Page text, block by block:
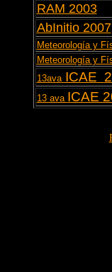
RAM 2003
AbInitio 2007
Meteorología y
Meteorología y
13avaICAE
13 ava ICAE